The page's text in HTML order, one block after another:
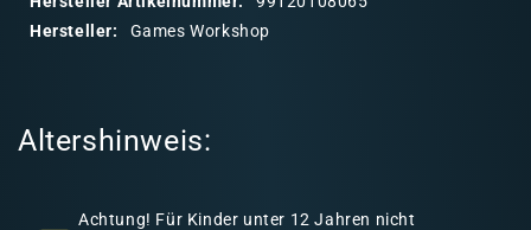
n
Hersteller:
Games Workshop
Altershinweis:
Achtung! Für Kinder unter 12 Jahren nicht